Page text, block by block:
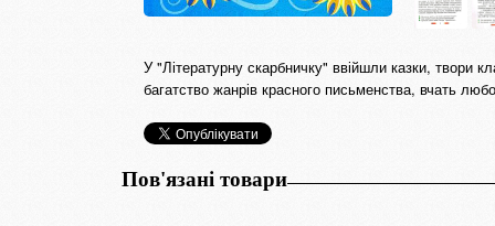
У "Літературну скарбничку" ввійшли казки, твори
багатство жанрів красного письменства, вчать
Пов'язані товари